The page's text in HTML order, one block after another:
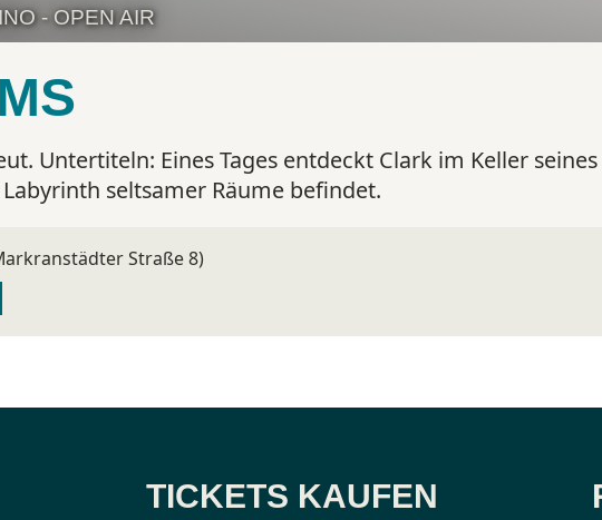
- OPEN AIR
Untertiteln: Eines Tages entdeckt Clark im Keller
seltsamer Räume befindet.
Straße 8)
TICKETS KAUFEN